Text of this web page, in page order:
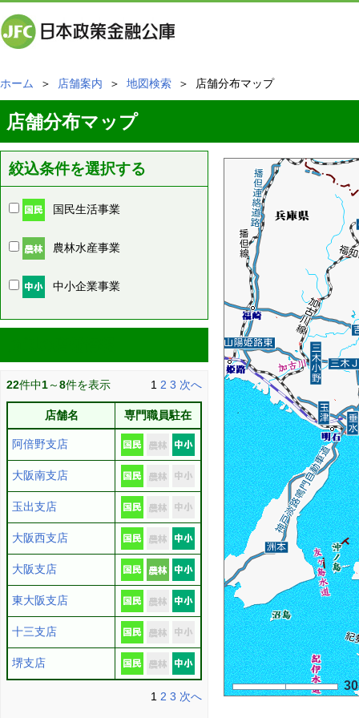
ホーム ＞ 店舗案内 ＞ 地図検索 ＞ 店舗分布マップ
店舗分布マップ
絞込条件を選択する
国民生活事業
農林水産事業
中小企業事業
22件中1～8件を表示 1 2 3 次へ
店舗名 専門職員駐在
阿倍野支店
大阪南支店
玉出支店
大阪西支店
大阪支店
東大阪支店
十三支店
堺支店
1 2 3 次へ